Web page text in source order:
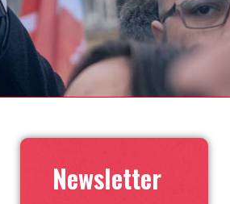
Newsletter